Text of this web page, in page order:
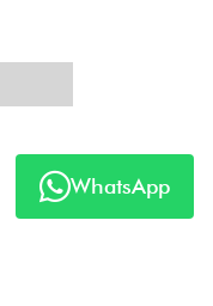
WhatsApp